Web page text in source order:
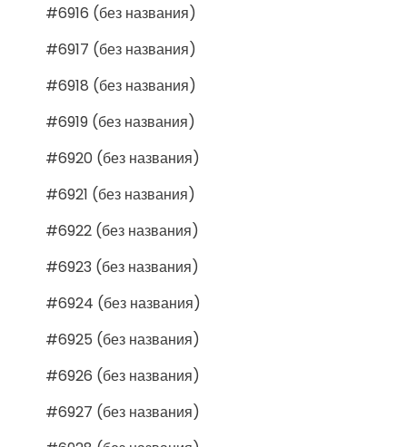
#6916 (без названия)
#6917 (без названия)
#6918 (без названия)
#6919 (без названия)
#6920 (без названия)
#6921 (без названия)
#6922 (без названия)
#6923 (без названия)
#6924 (без названия)
#6925 (без названия)
#6926 (без названия)
#6927 (без названия)